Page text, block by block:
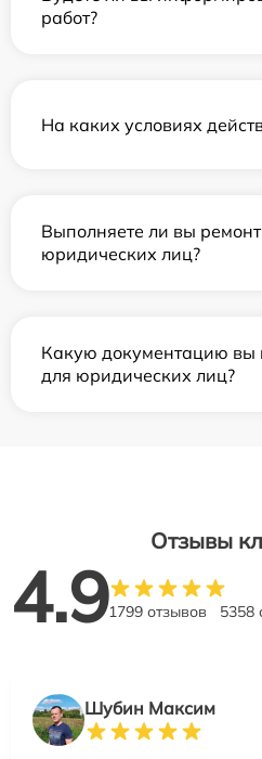
работ?
На каких условиях
Выполняете ли вы
юридических лиц?
Какую документацию вы
для юридических лиц?
Отзывы
4.91799 отзывов 5358
Шубин Максим